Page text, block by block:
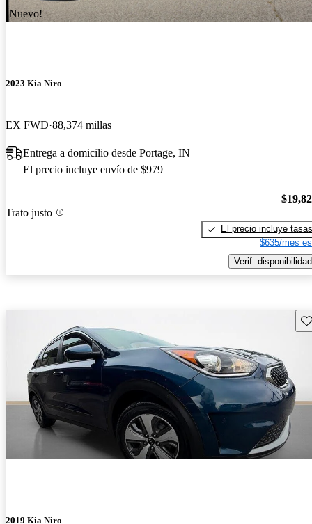
¡Nuevo!
2023 Kia Niro
EX FWD 88,374 millas
Entrega a domicilio desde Portage, IN
El precio incluye envío de $979
Trato justo
El precio incluye tasas
$635/mes
Verif. disponibilidad
2019 Kia Niro